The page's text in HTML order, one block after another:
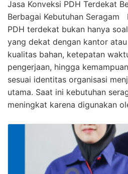
Jasa Konveksi PDH Terdekat
Berbagai Kebutuhan Seragam
PDH terdekat bukan hanya
yang dekat dengan kantor
kualitas bahan, ketepatan
pengerjaan, hingga
sesuai identitas organisasi
utama. Saat ini kebutuhan
meningkat karena digunakan